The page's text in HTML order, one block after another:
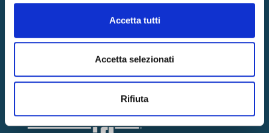
Accetta tutti
Accetta selezionati
Rifiuta